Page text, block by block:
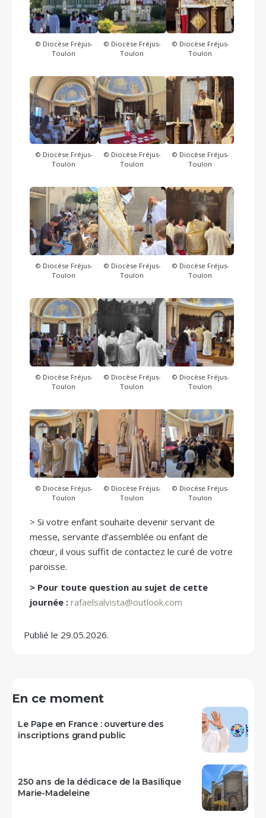
© Diocèse Fréjus-
Toulon
© Diocèse Fréjus-
Toulon
© Diocèse Fréjus-
Toulon
© Diocèse Fréjus-
Toulon
© Diocèse Fréjus-
Toulon
© Diocèse Fréjus-
Toulon
© Diocèse Fréjus-
Toulon
© Diocèse Fréjus-
Toulon
© Diocèse Fréjus-
Toulon
© Diocèse Fréjus-
Toulon
© Diocèse Fréjus-
Toulon
© Diocèse Fréjus-
Toulon
© Diocèse Fréjus-
Toulon
© Diocèse Fréjus-
Toulon
© Diocèse Fréjus-
Toulon
> Si votre enfant souhaite devenir servant de
messe, servante d’assemblée ou enfant de
chœur, il vous suffit de contactez le curé de votre
paroisse.
> Pour toute question au sujet de cette
journée : rafaelsalvista@outlook.com
Publié le 29.05.2026.
En ce moment
Le Pape en France : ouverture des
inscriptions grand public
250 ans de la dédicace de la Basilique
Marie-Madeleine